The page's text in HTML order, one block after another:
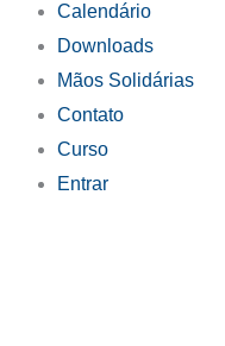
Calendário
Downloads
Mãos Solidárias
Contato
Curso
Entrar